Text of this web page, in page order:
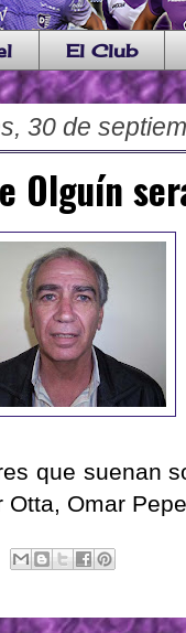
El Club
30 de
Olguín
que suenan
Otta, Omar